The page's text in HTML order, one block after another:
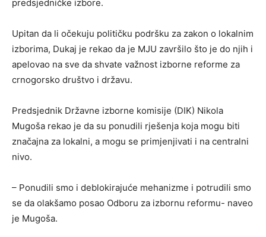
predsjedničke izbore.
Upitan da li očekuju političku podršku za zakon o lokalnim
izborima, Dukaj je rekao da je MJU završilo što je do njih i
apelovao na sve da shvate važnost izborne reforme za
crnogorsko društvo i državu.
Predsjednik Državne izborne komisije (DIK) Nikola
Mugoša rekao je da su ponudili rješenja koja mogu biti
značajna za lokalni, a mogu se primjenjivati i na centralni
nivo.
– Ponudili smo i deblokirajuće mehanizme i potrudili smo
se da olakšamo posao Odboru za izbornu reformu- naveo
je Mugoša.